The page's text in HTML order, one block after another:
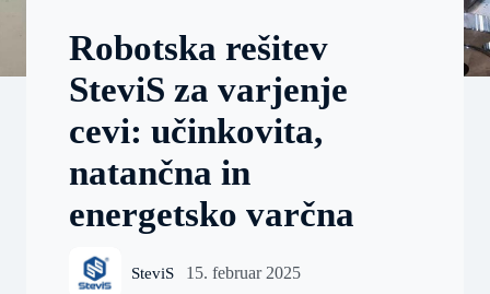
Robotska rešitev
SteviS za varjenje
cevi: učinkovita,
natančna in
energetsko varčna
SteviS 15. februar 2025